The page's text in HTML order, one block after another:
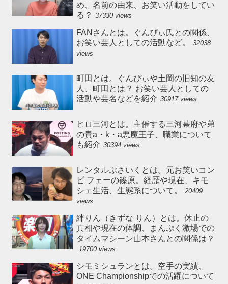
め、名前の由来、お笑い活動をしてい
る？ 37330 views
FANさんとは。ぐんぴぃ氏との関係、
お笑い芸人としての活動など。
32038
views
町田とは。ぐんぴぃや土岡の旧知の友
人、町田とは？ お笑い芸人としての
活動や芸名などを紹介 30917 views
ヒロ三河とは。主催する三河幕府や弟
の貴a・k・a悪魔王子、職業について
も紹介 30394 views
レンタルぶさいくとは。元お笑いコン
ビ フェーの篠原。経歴や現在、キモ
シェ生活、生態系について。
20409
views
絆りん（きずな りん）とは。休止の
真相や現在の体調、まんぷく激場での
タイムマシーン山本さんとの関係は？
19700 views
シモミシュランとは。空手の実績、
ONE Championshipでの活躍について